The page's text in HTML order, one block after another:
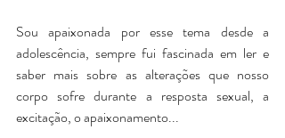
Sou apaixonada por esse tema desde a
adolescência, sempre fui fascinada em ler e
saber mais sobre as alterações que nosso
corpo sofre durante a resposta sexual, a
excitação, o apaixonamento...